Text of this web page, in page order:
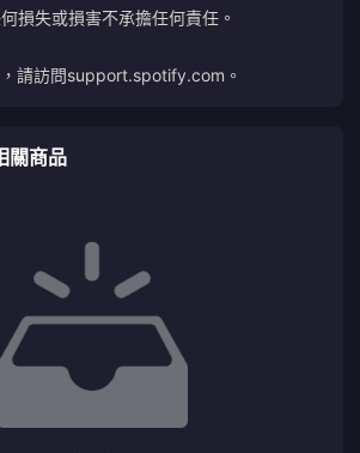
損失或損害不承擔任何責任。
請訪問support.spotify.com 。
關商品